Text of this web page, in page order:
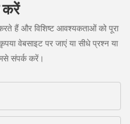
करें
हैं और विशिष्ट आवश्यकताओं को पूरा
वेबसाइट पर जाएं या सीधे प्रश्न या
संपर्क करें।